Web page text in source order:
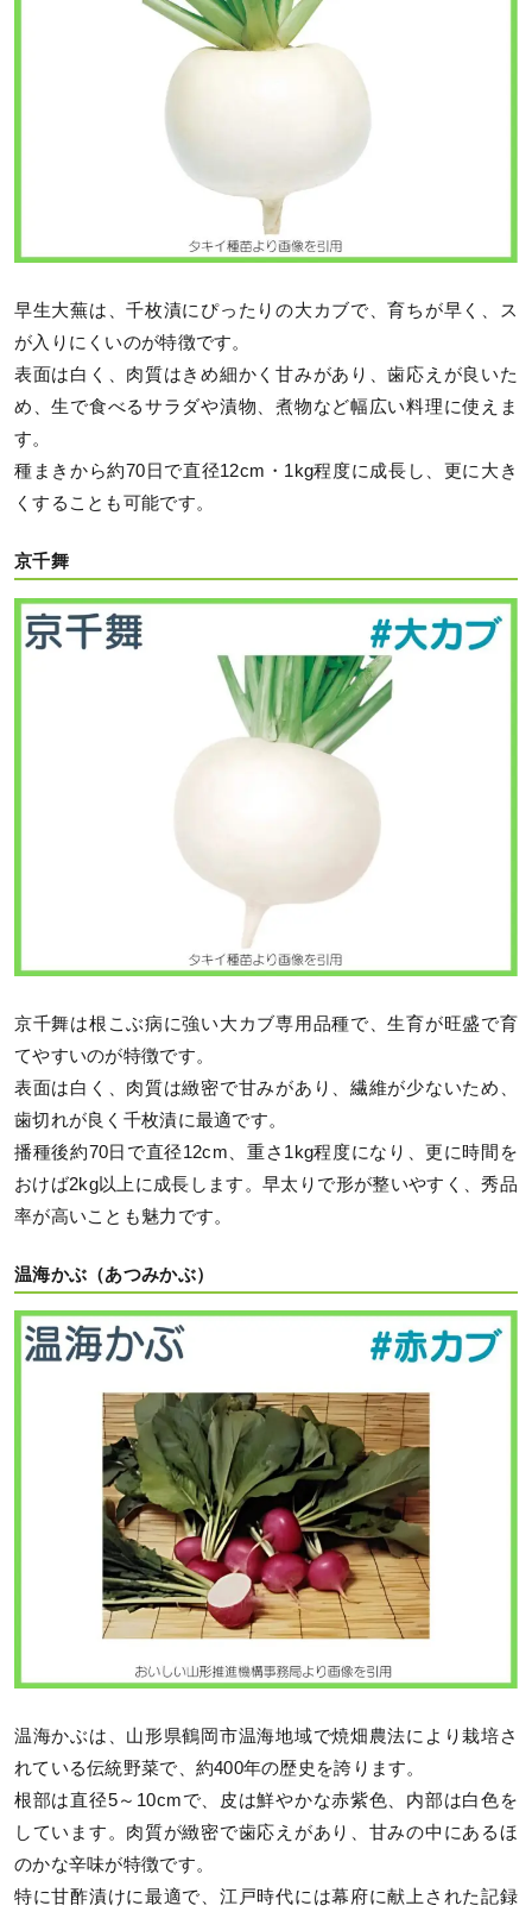
早生大蕪は、千枚漬にぴったりの大カブで、育ちが早く、ス
が入りにくいのが特徴です。
表面は白く、肉質はきめ細かく甘みがあり、歯応えが良いた
め、生で食べるサラダや漬物、煮物など幅広い料理に使えま
す。
種まきから約70日で直径12cm・1kg程度に成長し、更に大き
くすることも可能です。
京千舞
京千舞は根こぶ病に強い大カブ専用品種で、生育が旺盛で育
てやすいのが特徴です。
表面は白く、肉質は緻密で甘みがあり、繊維が少ないため、
歯切れが良く千枚漬に最適です。
播種後約70日で直径12cm、重さ1kg程度になり、更に時間を
おけば2kg以上に成長します。早太りで形が整いやすく、秀品
率が高いことも魅力です。
温海かぶ（あつみかぶ）
温海かぶは、山形県鶴岡市温海地域で焼畑農法により栽培さ
れている伝統野菜で、約400年の歴史を誇ります。
根部は直径5～10cmで、皮は鮮やかな赤紫色、内部は白色を
しています。肉質が緻密で歯応えがあり、甘みの中にあるほ
のかな辛味が特徴です。
特に甘酢漬けに最適で、江戸時代には幕府に献上された記録